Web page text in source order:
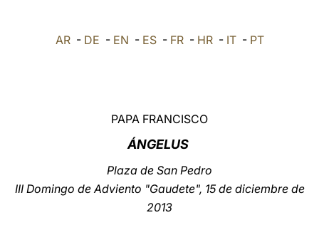
AR- DE - EN - ES- FR- HR- IT- PT
PAPA FRANCISCO
ÁNGELUS
Plaza de San Pedro
III Domingo de Adviento "Gaudete", 15 de diciembre de
2013